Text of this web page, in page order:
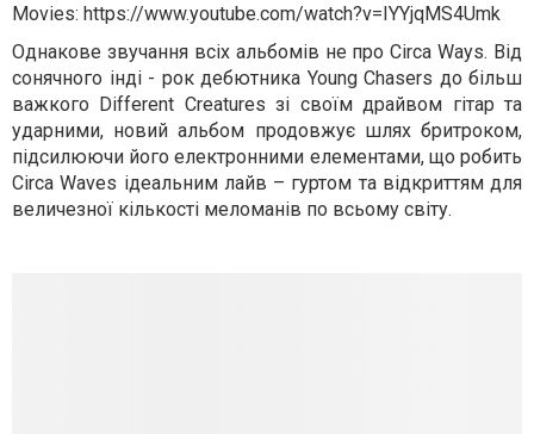
Movies: https://www.youtube.com/watch?v=IYYjqMS4Umk
Однакове звучання всіх альбомів не про Circa Ways. Від
сонячного інді - рок дебютника Young Chasers до більш
важкого Different Creatures зі своїм драйвом гітар та
ударними, новий альбом продовжує шлях бритроком,
підсилюючи його електронними елементами, що робить
Circa Waves ідеальним лайв – гуртом та відкриттям для
величезної кількості меломанів по всьому світу.